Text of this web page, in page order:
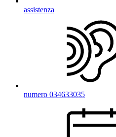
assistenza
numero 034633035